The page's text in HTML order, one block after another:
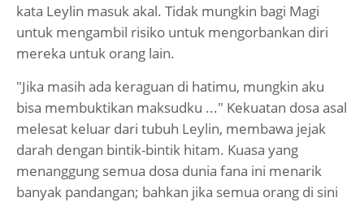
kata Leylin masuk akal. Tidak mungkin bagi Magi
untuk mengambil risiko untuk mengorbankan diri
mereka untuk orang lain.
"Jika masih ada keraguan di hatimu, mungkin aku
bisa membuktikan maksudku ..." Kekuatan dosa asal
melesat keluar dari tubuh Leylin, membawa jejak
darah dengan bintik-bintik hitam. Kuasa yang
menanggung semua dosa dunia fana ini menarik
banyak pandangan; bahkan jika semua orang di sini